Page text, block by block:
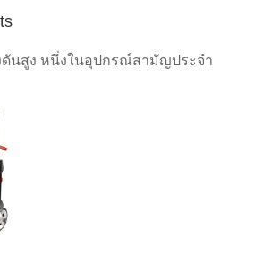
ดันสูง หนึ่งในอุปกรณ์สามัญประจำ